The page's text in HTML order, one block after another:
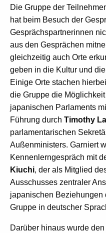
Die Gruppe der
hat beim Besuch der
Gesprächspartnerinnen
aus den Gesprächen
gleichzeitig auch Orte
geben in die Kultur und
Einige Orte stachen
die Gruppe die
japanischen Parlaments
Führung durch Timothy
parlamentarischen
Außenministers. Garniert
Kennenlerngespräch mit
Kiuchi, der als Mitglied
Ausschusses zentraler
japanischen Beziehungen
Gruppe in deutscher
Darüber hinaus wurde